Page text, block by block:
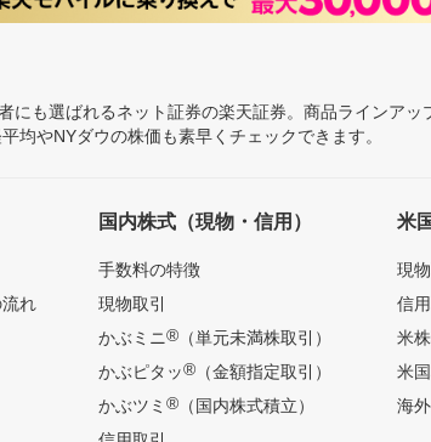
も選ばれるネット証券の楽天証券。商品ラインア
均やNYダウの株価も素早くチェックできます。
れ
国内株式（現物・信用）
手数料の特徴
現物取引
かぶミニ®（単元未満株取引）
かぶピタッ®（金額指定取引）
かぶツミ ®（国内株式積立）
米
現物
信用
米
米
海